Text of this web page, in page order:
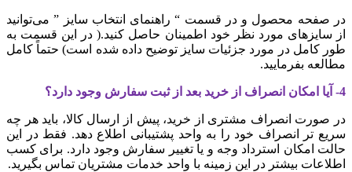
در صفحه محصول و در قسمت “ راهنمای انتخاب سایز ” می‌توانید
از سایزهای مورد نظر خود اطمینان حاصل کنید.( در این قسمت به
طور کامل در مورد جزئیات سایز توضیح داده شده است) حتماً کامل
مطالعه بفرمایید.
4- آیا امکان انصراف از خرید بعد از ثبت سفارش وجود دارد؟
در صورت انصراف مشتری از خرید، پیش از ارسال کالا، باید هر چه
سریع تر انصراف خود را به واحد پشتیبانی اطلاع دهد. فقط در این
حالت امکان استرداد وجه و یا تغییر سفارش وجود دارد. برای کسب
اطلاعات بیشتر در این زمینه با واحد خدمات مشتریان تماس بگیرید.